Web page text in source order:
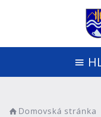
Domovská stránka